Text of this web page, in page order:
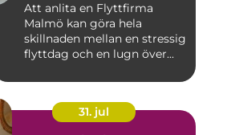
Att anlita en Flyttfirma
Malmö kan göra hela
skillnaden mellan en stressig
flyttdag och en lugn över...
31. jul